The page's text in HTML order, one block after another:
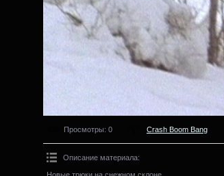
Просмотры: 0 Crash Boom Bang
Описание материала:
Новые трюки на снежном склоне.